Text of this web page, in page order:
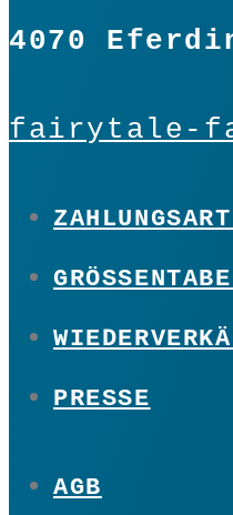
4070
fairytale-
PRESSE
AGB